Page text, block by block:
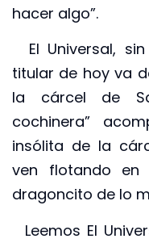
hacer algo”.
El Universal,
titular de hoy va
la cárcel de
cochinera”
insólita de la
ven flotando en
dragoncito de lo
Leemos El